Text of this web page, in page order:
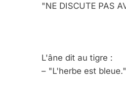
"NE DISCUTE PAS
L'âne dit au tigre :
– "L'herbe est bleue."